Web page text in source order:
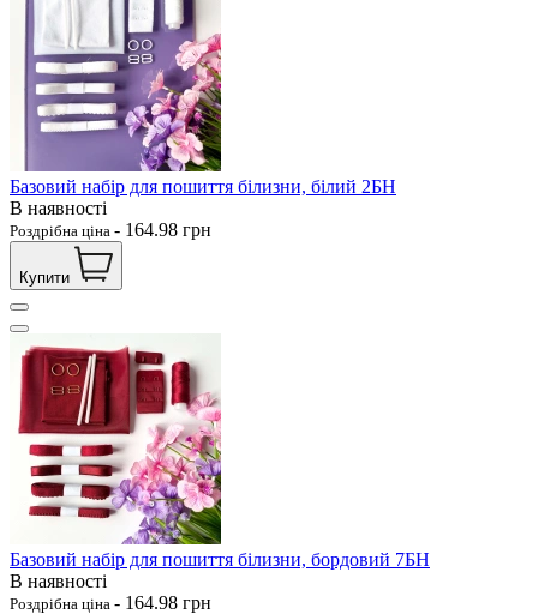
Базовий набір для пошиття білизни, білий 2БН
В наявності
Роздрібна ціна - 164.98 грн
Купити
Базовий набір для пошиття білизни, бордовий 7БН
В наявності
Роздрібна ціна - 164.98 грн